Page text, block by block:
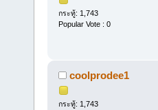
กระทู้: 1,743
Popular Vote : 0
coolprodee1
กระทู้: 1,743